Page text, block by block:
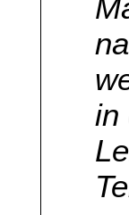
in